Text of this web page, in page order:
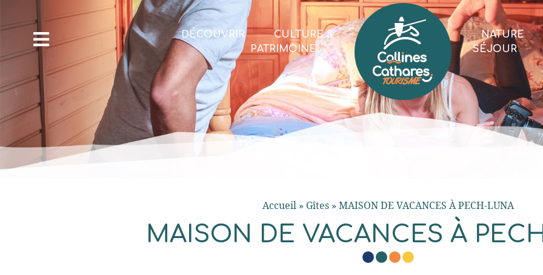
DÉCOUVRIR
CULTURE &
PATRIMOINE
NATURE
SÉJOUR
Accueil» Gîtes» MAISON DE VACANCES À PECH-LUNA
MAISON DE VACANCES À